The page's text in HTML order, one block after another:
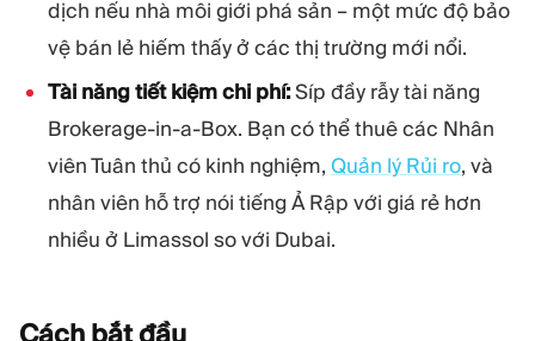
dịch nếu nhà môi giới phá sản – một mức độ bảo
vệ bán lẻ hiếm thấy ở các thị trường mới nổi.
Tài năng tiết kiệm chi phí:Síp đầy rẫy tài năng
Brokerage-in-a-Box. Bạn có thể thuê các Nhân
viên Tuân thủ có kinh nghiệm, Quản lý Rủi ro, và
nhân viên hỗ trợ nói tiếng Ả Rập với giá rẻ hơn
nhiều ở Limassol so với Dubai.
Cách bắtđầu